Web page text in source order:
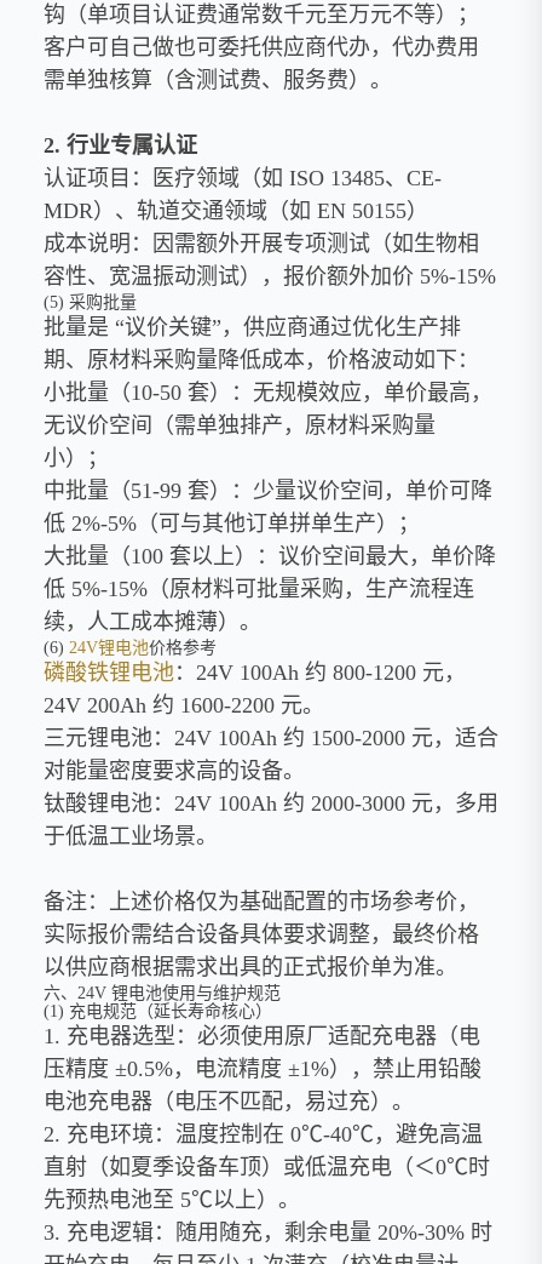
钩（单项目认证费通常数千元至万元不等）；
客户可自己做也可委托供应商代办，代办费用
需单独核算（含测试费、服务费）。
2. 行业专属认证
认证项目：医疗领域（如 ISO 13485、CE-
MDR）、轨道交通领域（如 EN 50155）
成本说明：因需额外开展专项测试（如生物相
容性、宽温振动测试），报价额外加价 5%-15%
(5) 采购批量
批量是 “议价关键”，供应商通过优化生产排
期、原材料采购量降低成本，价格波动如下：
小批量（10-50 套）：无规模效应，单价最高，
无议价空间（需单独排产，原材料采购量
小）；
中批量（51-99 套）：少量议价空间，单价可降
低 2%-5%（可与其他订单拼单生产）；
大批量（100 套以上）：议价空间最大，单价降
低 5%-15%（原材料可批量采购，生产流程连
续，人工成本摊薄）。
(6) 24V锂电池价格参考
磷酸铁锂电池：24V 100Ah 约 800-1200 元，
24V 200Ah 约 1600-2200 元。
三元锂电池：24V 100Ah 约 1500-2000 元，适合
对能量密度要求高的设备。
钛酸锂电池：24V 100Ah 约 2000-3000 元，多用
于低温工业场景。
备注：上述价格仅为基础配置的市场参考价，
实际报价需结合设备具体要求调整，最终价格
以供应商根据需求出具的正式报价单为准。
六、24V 锂电池使用与维护规范
(1) 充电规范（延长寿命核心）
1. 充电器选型：必须使用原厂适配充电器（电
压精度 ±0.5%，电流精度 ±1%），禁止用铅酸
电池充电器（电压不匹配，易过充）。
2. 充电环境：温度控制在 0℃-40℃，避免高温
直射（如夏季设备车顶）或低温充电（＜0℃时
先预热电池至 5℃以上）。
3. 充电逻辑：随用随充，剩余电量 20%-30% 时